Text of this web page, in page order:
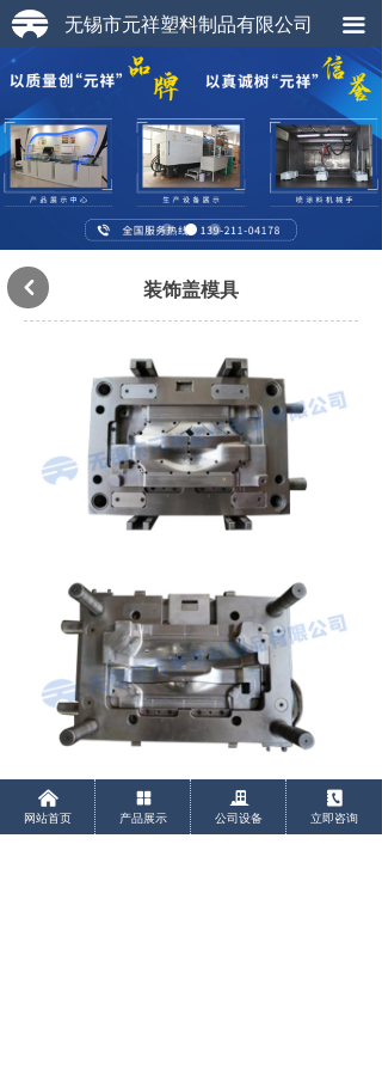
无锡市元祥塑料制品有限公司 끀
낀
网站首页
넒
产品展示
끉
公司设备
끐
立即咨询
装饰盖模具
¥ 0.00
낒
낙 加入购物车
ꄴ 前一个：风道模具